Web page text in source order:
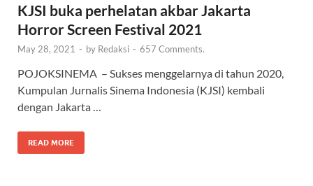
KJSI buka perhelatan akbar Jakarta
Horror Screen Festival 2021
May 28, 2021 - by Redaksi - 657 Comments.
POJOKSINEMA – Sukses menggelarnya di tahun 2020,
Kumpulan Jurnalis Sinema Indonesia (KJSI) kembali
dengan Jakarta …
READ MORE